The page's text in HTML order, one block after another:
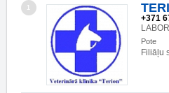
1
+371
Pote
Filiāļu